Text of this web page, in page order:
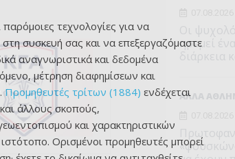
Οι
ηρεμεί
διάρκεια
ΑΛΛΑ
τεχνολογίες για να
συσκευή σας και να επεξεργαζόμαστε
αναγνωριστικά και δεδομένα
μέτρηση διαφημίσεων και
Προμηθευτές τρίτων (1884) ενδέχεται
άλλους σκοπούς,
και χαρακτηριστικών
Ορισμένοι προμηθευτές μπορεί